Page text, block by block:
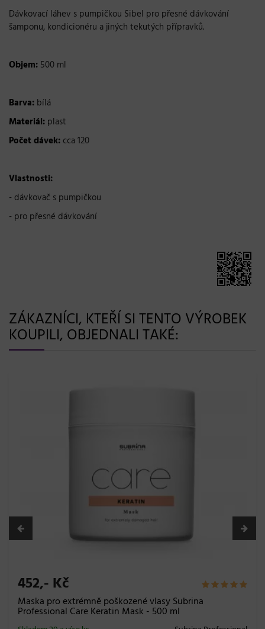
Dávkovací láhev s pumpičkou Sibel pro přesné dávkování
šamponu, kondicionéru a jiných tekutých přípravků.
Objem: 500 ml
Barva: bílá
Materiál: plast
Počet dávek: cca 120
Vlastnosti:
- dávkovač s pumpičkou
- pro přesné dávkování
ZÁKAZNÍCI, KTEŘÍ SI TENTO VÝROBEK
KOUPILI, OBJEDNALI TAKÉ:
452,- Kč
Maska pro extrémně poškozené vlasy Subrina
Professional Care Keratin Mask - 500 ml